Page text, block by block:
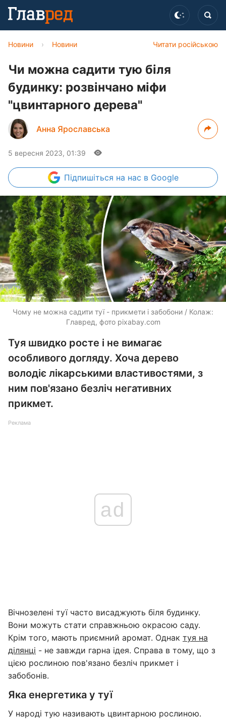
Читати російською
Новини › Новини
Чи можна садити тую біля
будинку: розвінчано міфи
"цвинтарного дерева"
Анна Ярославська
5 вересня 2023, 01:39
Підпишіться на нас в Google
Чому не можна садити туї - прикмети і забобони / Колаж:
Главред, фото pixabay.com
Туя швидко росте і не вимагає
особливого догляду. Хоча дерево
володіє лікарськими властивостями, з
ним пов'язано безліч негативних
прикмет.
Реклама
ad
Вічнозелені туї часто висаджують біля будинку.
Вони можуть стати справжньою окрасою саду.
Крім того, мають приємний аромат. Однак туя на
ділянці - не завжди гарна ідея. Справа в тому, що з
цією рослиною пов'язано безліч прикмет і
забобонів.
Яка енергетика у туї
У народі тую називають цвинтарною рослиною.